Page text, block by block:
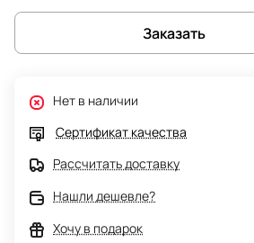
Заказать
Нет в наличии
Сертификат качества
Рассчитать доставку
Нашли дешевле?
Хочу в подарок